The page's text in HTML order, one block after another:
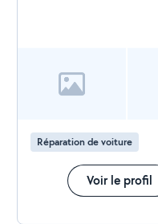
Réparation de voiture
Voir le profil